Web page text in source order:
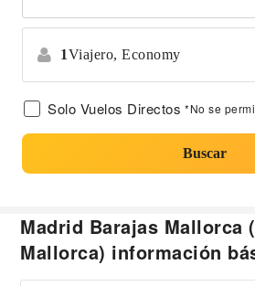
1Viajero, Economy
Solo Vuelos Directos *No se
Buscar
Madrid Barajas Mallorca
Mallorca) información